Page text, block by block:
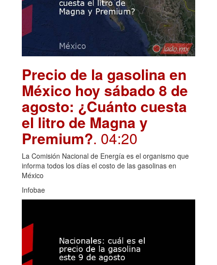
Precio de la gasolina en
México hoy sábado 8 de
agosto: ¿Cuánto cuesta
el litro de Magna y
Premium?. 04:20
La Comisión Nacional de Energía es el organismo que
informa todos los días el costo de las gasolinas en
México
Infobae